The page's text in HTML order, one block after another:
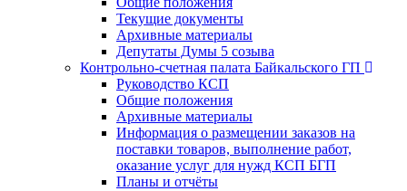
Текущие документы
Архивные материалы
Депутаты Думы 5 созыва
Контрольно-счетная палата Байкальского ГП
Руководство КСП
Общие положения
Архивные материалы
Информация о размещении заказов на
поставки товаров, выполнение работ,
оказание услуг для нужд КСП БГП
Планы и отчёты